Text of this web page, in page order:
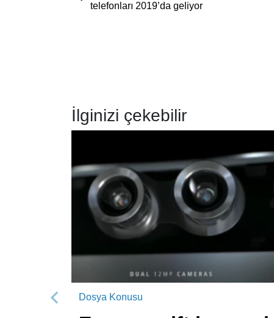
telefonları 2019’da geliyor
İlginizi çekebilir
Dosya Konusu
Önceki